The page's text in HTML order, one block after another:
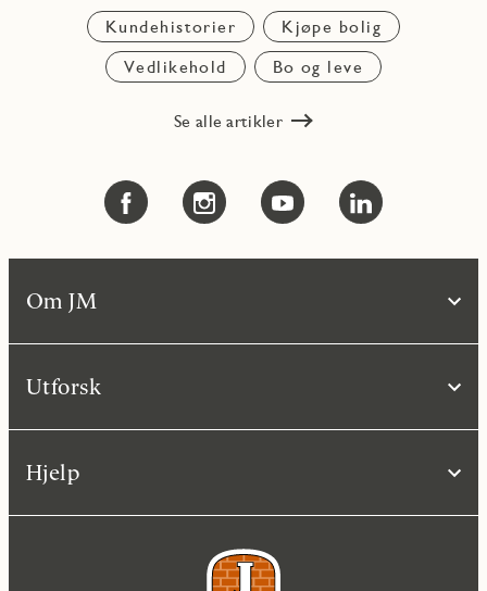
Kundehistorier
Kjøpe bolig
Vedlikehold
Bo og leve
Se alle artikler
Om JM
Utforsk
Hjelp